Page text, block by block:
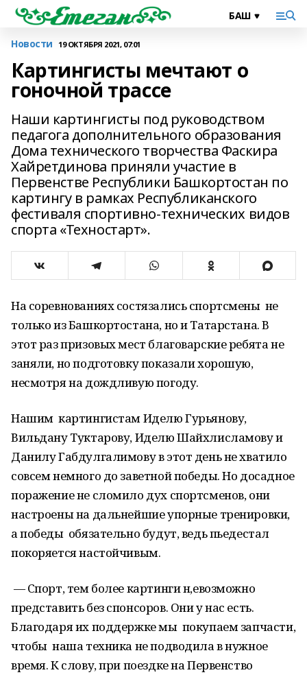
Новости 19 ОКТЯБРЯ 2021, 07:01
Картингисты мечтают о
гоночной трассе
Наши картингисты под руководством
педагога дополнительного образования
Дома технического творчества Фаскира
Хайретдинова приняли участие в
Первенстве Республики Башкортостан по
картингу в рамках Республиканского
фестиваля спортивно-технических видов
спорта «Техностарт».
На соревнованиях состязались спортсмены не
только из Башкортостана, но и Татарстана. В
этот раз призовых мест благоварские ребята не
заняли, но подготовку показали хорошую,
несмотря на дождливую погоду.
Нашим картингистам Иделю Гурьянову,
Вильдану Туктарову, Иделю Шайхлисламову и
Данилу Габдулгалимову в этот день не хватило
совсем немного до заветной победы. Но досадное
поражение не сломило дух спортсменов, они
настроены на дальнейшие упорные тренировки,
а победы обязательно будут, ведь пьедестал
покоряется настойчивым.
— Спорт, тем более картинги н,евозможно
представить без спонсоров. Они у нас есть.
Благодаря их поддержке мы покупаем запчасти,
чтобы наша техника не подводила в нужное
время. К слову, при поездке на Первенство